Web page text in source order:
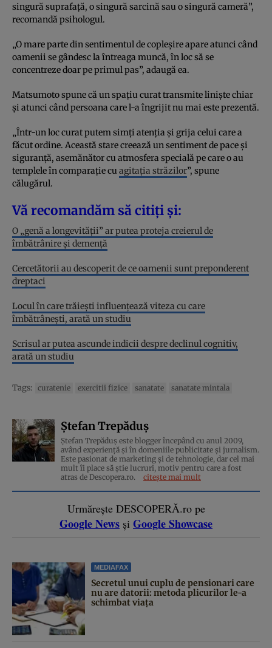
singură suprafață, o singură sarcină sau o singură cameră”,
recomandă psihologul.
„O mare parte din sentimentul de copleșire apare atunci când
oamenii se gândesc la întreaga muncă, în loc să se
concentreze doar pe primul pas”, adaugă ea.
Matsumoto spune că un spațiu curat transmite liniște chiar
și atunci când persoana care l-a îngrijit nu mai este prezentă.
„Într-un loc curat putem simți atenția și grija celui care a
făcut ordine. Această stare creează un sentiment de pace și
siguranță, asemănător cu atmosfera specială pe care o au
templele în comparație cu agitația străzilor”, spune
călugărul.
Vă recomandăm să citiți și:
O „genă a longevității” ar putea proteja creierul de
îmbătrânire și demență
Cercetătorii au descoperit de ce oamenii sunt preponderent
dreptaci
Locul în care trăiești influențează viteza cu care
îmbătrânești, arată un studiu
Scrisul ar putea ascunde indicii despre declinul cognitiv,
arată un studiu
Tags: curatenie exercitii fizice sanatate sanatate mintala
Ștefan Trepăduș
Ștefan Trepăduș este blogger începând cu anul 2009,
având experiență și în domeniile publicitate și jurnalism.
Este pasionat de marketing și de tehnologie, dar cel mai
mult îi place să știe lucruri, motiv pentru care a fost
atras de Descopera.ro.
citește mai mult
Urmărește DESCOPERĂ.ro pe
Google News și Google Showcase
MEDIAFAX
Secretul unui cuplu de pensionari care
nu are datorii: metoda plicurilor le-a
schimbat viața